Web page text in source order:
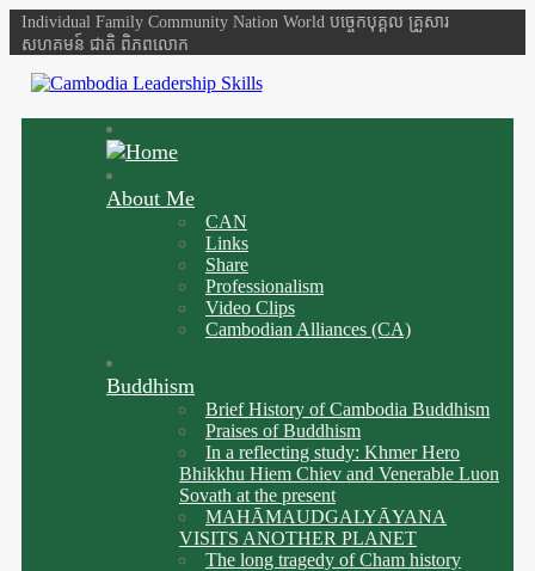
Individual Family Community Nation World បចេ្ចកបុគ្គល គ្រួសារ
សហគមន៍ ជាតិ ពិភពលោក
About Me
CAN
Links
Share
Professionalism
Video Clips
Cambodian Alliances (CA)
Buddhism
Brief History of Cambodia Buddhism
Praises of Buddhism
In a reflecting study: Khmer Hero
Bhikkhu Hiem Chiev and Venerable Luon
Sovath at the present
MAHĀMAUDGALYĀYANA
VISITS ANOTHER PLANET
The long tragedy of Cham history